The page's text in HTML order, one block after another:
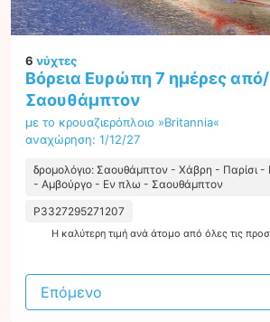
6 νύχτες
Βόρεια Ευρώπη 7 ημέρες
Σαουθάμπτον
με το κρουαζιερόπλοιο »Britannia«
αναχώρηση: 1/12/27
δρομολόγιο: Σαουθάμπτον - Χάβρη - Παρίσι
- Αμβούργο - Εν πλω - Σαουθάμπτον
P3327295271207
Η καλύτερη τιμή ανά άτομο από όλες τις
Επόμενο